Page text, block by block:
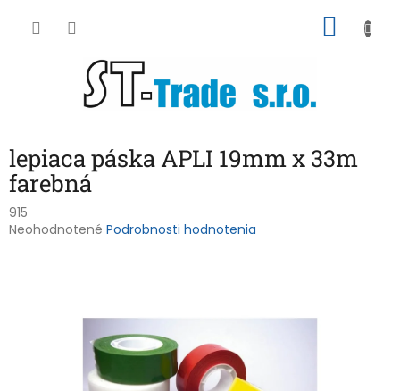
lepiaca páska APLI 19mm x 33m
farebná
915
Priemerné
Neohodnotené Podrobnosti hodnotenia